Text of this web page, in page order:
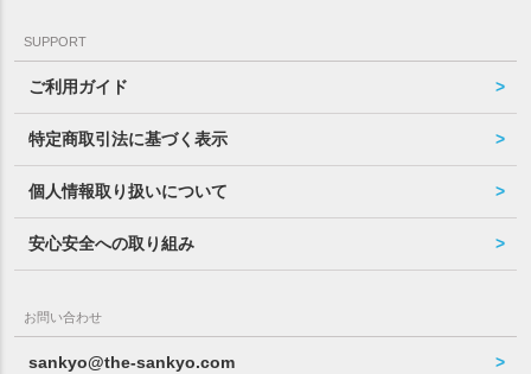
SUPPORT
ご利用ガイド
特定商取引法に基づく表示
個人情報取り扱いについて
安心安全への取り組み
お問い合わせ
sankyo@the-sankyo.com